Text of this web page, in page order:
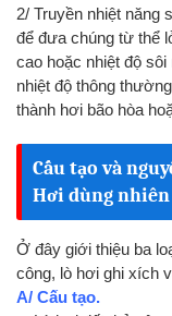
2/ Truyền nhiệt năng
để đưa chúng từ thể
cao hoặc nhiệt độ
nhiệt độ thông
thành hơi bão hòa
Cấu tạo và
Hơi dùng
Ở đây giới thiệu ba
công, lò hơi ghi xích
A/ Cấu tạo.